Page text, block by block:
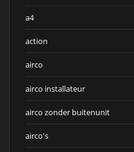
a4
action
airco
airco installateur
airco zonder buitenunit
airco's